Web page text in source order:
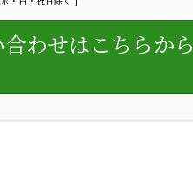
わせはこちらから